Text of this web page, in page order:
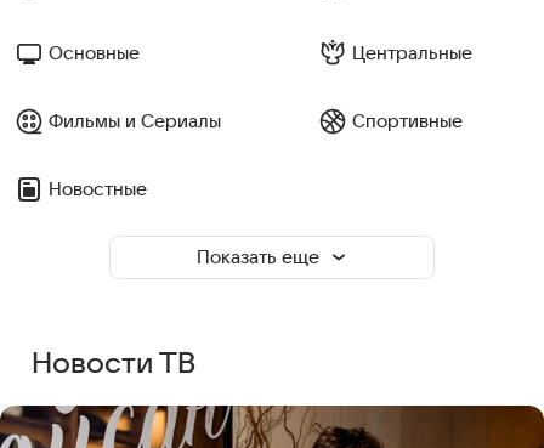
Основные Центральные
Фильмы и Сериалы Спортивные
Новостные
Показать еще
Новости ТВ